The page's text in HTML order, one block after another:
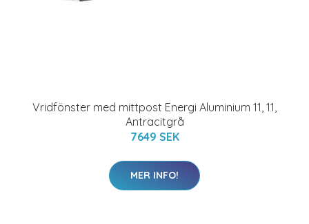
Vridfönster med mittpost Energi Aluminium 11, 11,
Antracitgrå
7649 SEK
MER INFO!